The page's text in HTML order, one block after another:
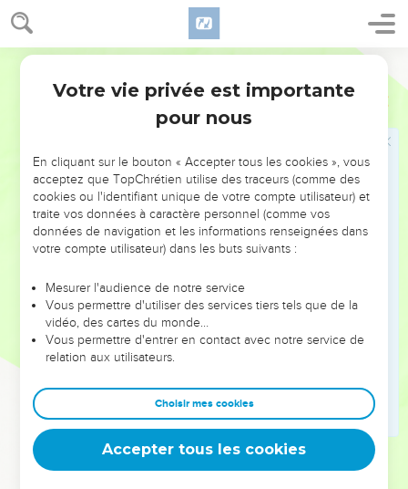
Deutéronome Introduction
dans les anciens traités du Moyen-Orient, le « traité »
d’alliance du Deutéronome se conclut par les sanctions de
l’alliance (ch.27 à 30). Elles précisent les conditions de la
bénédiction et de la malédiction par l’Eternel, et se
(30.15-20). Viennent enfin les derniers actes de la vie de
Moïse, qui meurt sans avoir pu pénétrer dans le Pays promis
(ch.31 à 34).
Le Deutéronome est certainement ce « livre de la Loi » (2 R
22.11) qui a été retrouvé sous Josias lors de la réfection du
politique entreprise par le roi. Jérémie, contemporain de
Josias, y a puis son insistance sur l’intériorisation de la Loi, à
laquelle l’adorateur de Dieu obéit par un mouvement du
cœur (Dt 30.2,6,14 ; Jr 4.4 ; 31.33 ; 32.39). Et Jésus, le
(18.18), devait méditer sur ce livre lorsqu’au désert, par trois
fois, il y a puisé les paroles qu’il a opposées au tentateur (Mt
4.1-11).
Votre vie privée est importante
pour nous
En cliquant sur le bouton « Accepter tous les cookies », vous
acceptez que TopChrétien utilise des traceurs (comme des
cookies ou l'identifiant unique de votre compte utilisateur) et
traite vos données à caractère personnel (comme vos
données de navigation et les informations renseignées dans
votre compte utilisateur) dans les buts suivants :
Mesurer l'audience de notre service
Vous permettre d'utiliser des services tiers tels que de la
vidéo, des cartes du monde…
Vous permettre d'entrer en contact avec notre service de
relation aux utilisateurs.
Choisir mes cookies
Accepter tous les cookies